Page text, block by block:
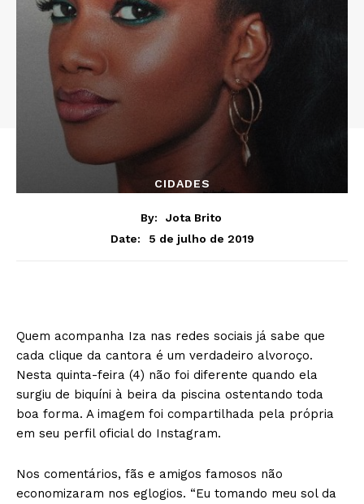
CIDADES
By:
Jota Brito
Date:
5 de julho de 2019
Quem acompanha Iza nas redes sociais já sabe que
cada clique da cantora é um verdadeiro alvoroço.
Nesta quinta-feira (4) não foi diferente quando ela
surgiu de biquíni à beira da piscina ostentando toda
boa forma. A imagem foi compartilhada pela própria
em seu perfil oficial do Instagram.
Nos comentários, fãs e amigos famosos não
economizaram nos eglogios. “Eu tomando meu sol da